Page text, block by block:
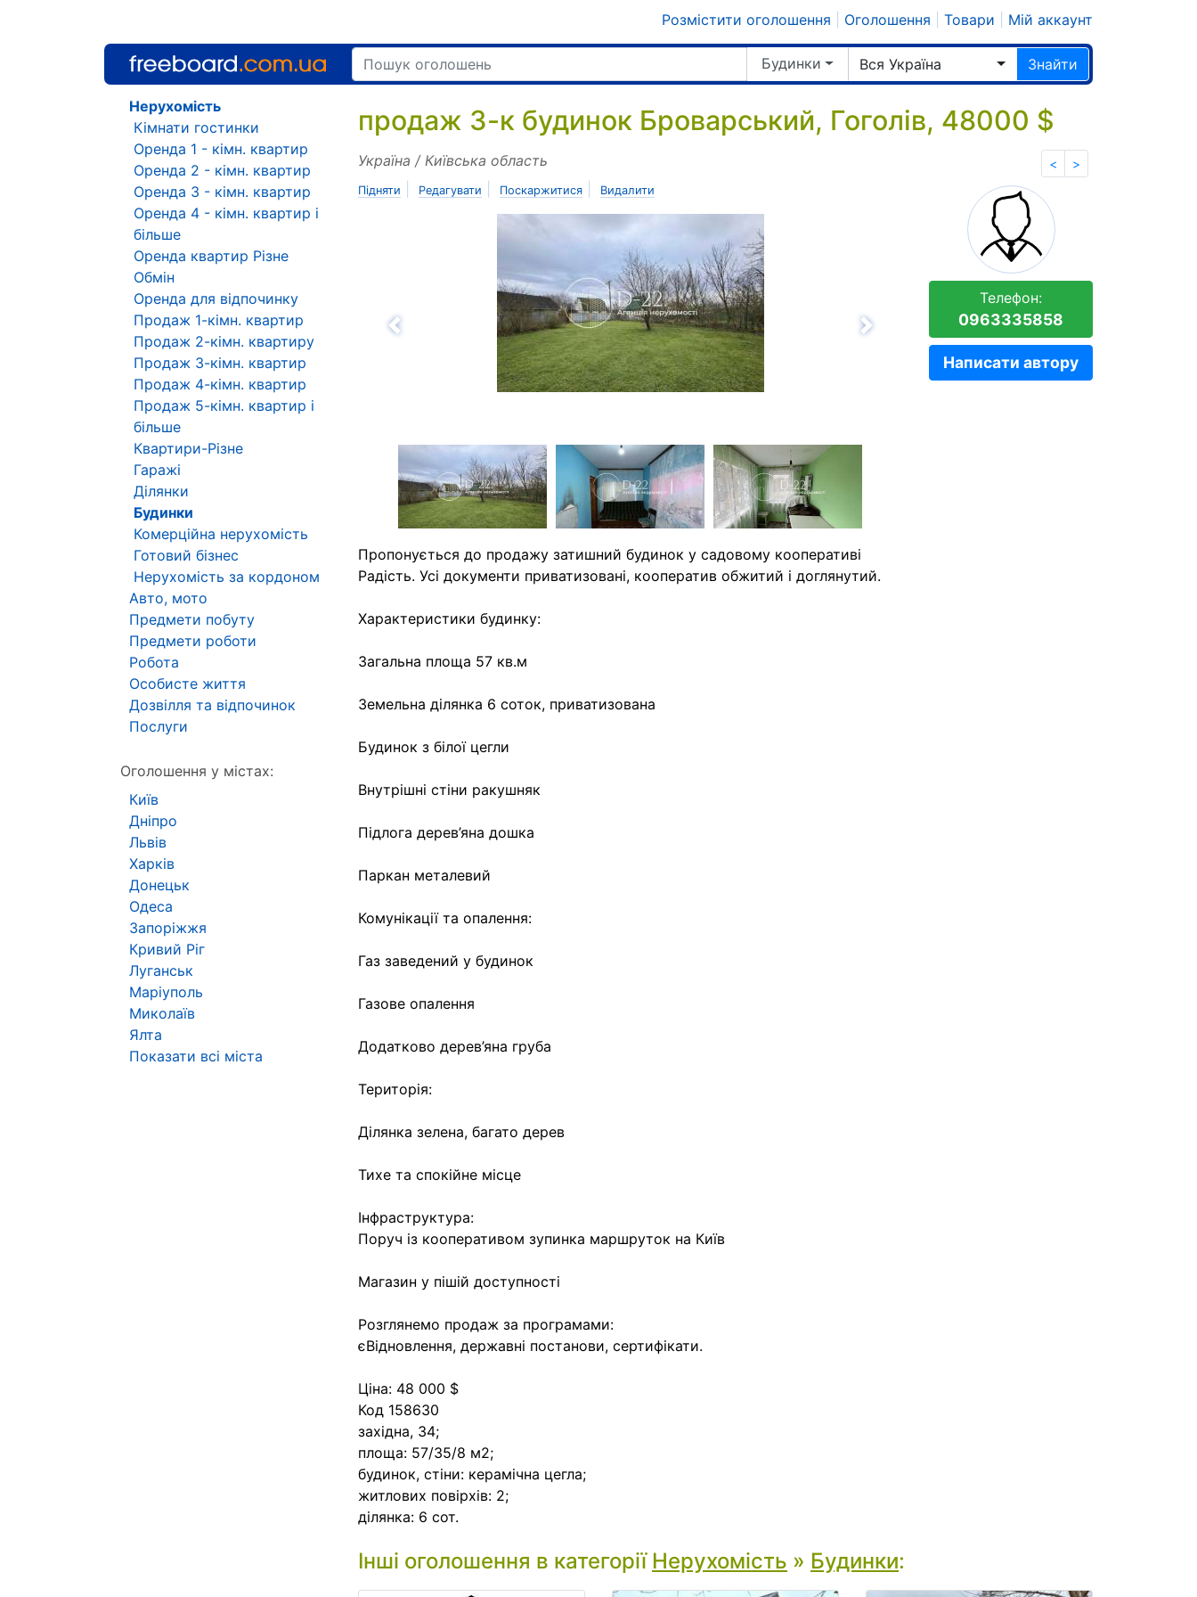
Розмістити оголошення Оголошення Товари Мій аккаунт
Будинки Вся Україна Знайти
продаж 3-к будинок Броварський, Гоголів, 48000 $
< >
Україна / Київська область
Підняти Редагувати Поскаржитися Видалити
Назад
Пропонується до продажу затишний будинок у садовому кооперативі
Радість. Усі документи приватизовані, кооператив обжитий і доглянутий.
Характеристики будинку:
Загальна площа 57 кв.м
Земельна ділянка 6 соток, приватизована
Будинок з білої цегли
Внутрішні стіни ракушняк
Підлога дерев’яна дошка
Паркан металевий
Комунікації та опалення:
Газ заведений у будинок
Газове опалення
Додатково дерев’яна груба
Територія:
Ділянка зелена, багато дерев
Тихе та спокійне місце
Інфраструктура:
Поруч із кооперативом зупинка маршруток на Київ
Магазин у пішій доступності
Розглянемо продаж за програмами:
єВідновлення, державні постанови, сертифікати.
Ціна: 48 000 $
Код 158630
західна, 34;
площа: 57/35/8 м2;
будинок, стіни: керамічна цегла;
житлових повірхів: 2;
ділянка: 6 сот.
Телефон:
0963335858
Написати автору
Інші оголошення в категорії Нерухомість » Будинки:
Нерухомість
Кімнати гостинки
Оренда 1 - кімн. квартир
Оренда 2 - кімн. квартир
Оренда 3 - кімн. квартир
Оренда 4 - кімн. квартир і
більше
Оренда квартир Різне
Обмін
Оренда для відпочинку
Продаж 1-кімн. квартир
Продаж 2-кімн. квартиру
Продаж 3-кімн. квартир
Продаж 4-кімн. квартир
Продаж 5-кімн. квартир і
більше
Квартири-Різне
Гаражі
Ділянки
Будинки
Комерційна нерухомість
Готовий бізнес
Нерухомість за кордоном
Авто, мото
Предмети побуту
Предмети роботи
Робота
Особисте життя
Дозвілля та відпочинок
Послуги
Оголошення у містах:
Київ
Дніпро
Львів
Харків
Донецьк
Одеса
Запоріжжя
Кривий Ріг
Луганськ
Маріуполь
Миколаїв
Ялта
Показати всі міста